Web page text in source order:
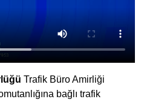
Trafik Büro Amirliği
bağlı trafik